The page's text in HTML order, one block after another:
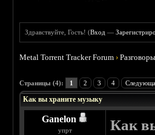
Здравствуйте, Гость! (Вход —
Metal Torrent Tracker Forum ›
Страницы (4): 1 2 3 4
Как вы храните музыку
Ganelon
упрт Как